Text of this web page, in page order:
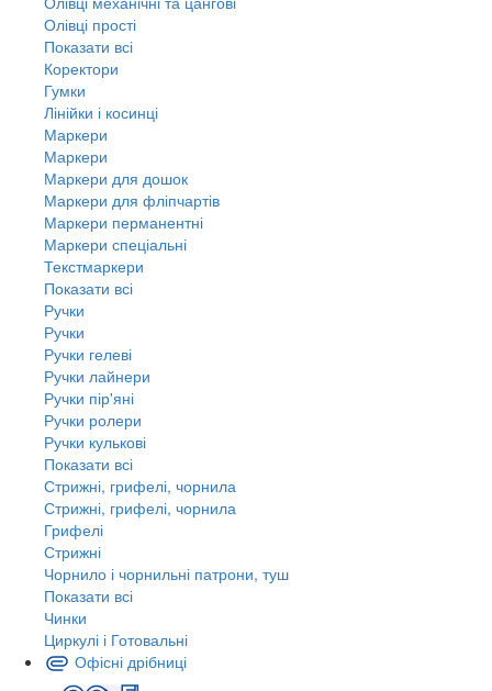
Олівці прості
Показати всі
Коректори
Гумки
Лінійки і косинці
Маркери
Маркери
Маркери для дошок
Маркери для фліпчартів
Маркери перманентні
Маркери спеціальні
Текстмаркери
Показати всі
Ручки
Ручки
Ручки гелеві
Ручки лайнери
Ручки пір'яні
Ручки ролери
Ручки кулькові
Показати всі
Стрижні, грифелі, чорнила
Стрижні, грифелі, чорнила
Грифелі
Стрижні
Чорнило і чорнильні патрони, туш
Показати всі
Чинки
Циркулі і Готовальні
Офісні дрібниці